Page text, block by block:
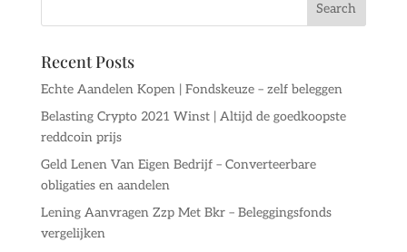
Recent Posts
Echte Aandelen Kopen | Fondskeuze – zelf beleggen
Belasting Crypto 2021 Winst | Altijd de goedkoopste
reddcoin prijs
Geld Lenen Van Eigen Bedrijf – Converteerbare
obligaties en aandelen
Lening Aanvragen Zzp Met Bkr – Beleggingsfonds
vergelijken